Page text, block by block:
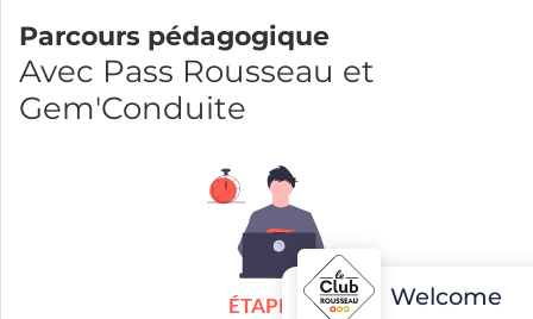
Parcours pédagogique
Avec Pass Rousseau et
Gem'Conduite
ÉTAPE 1 Welcome